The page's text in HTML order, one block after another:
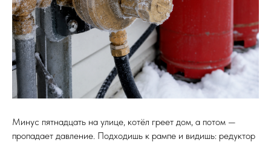
Минус пятнадцать на улице, котёл греет дом, а потом —
пропадает давление. Подходишь к рампе и видишь: редуктор